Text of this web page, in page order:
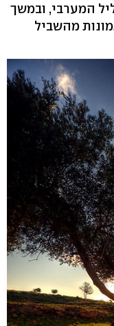
המערבי, ובמשך
מהשביל